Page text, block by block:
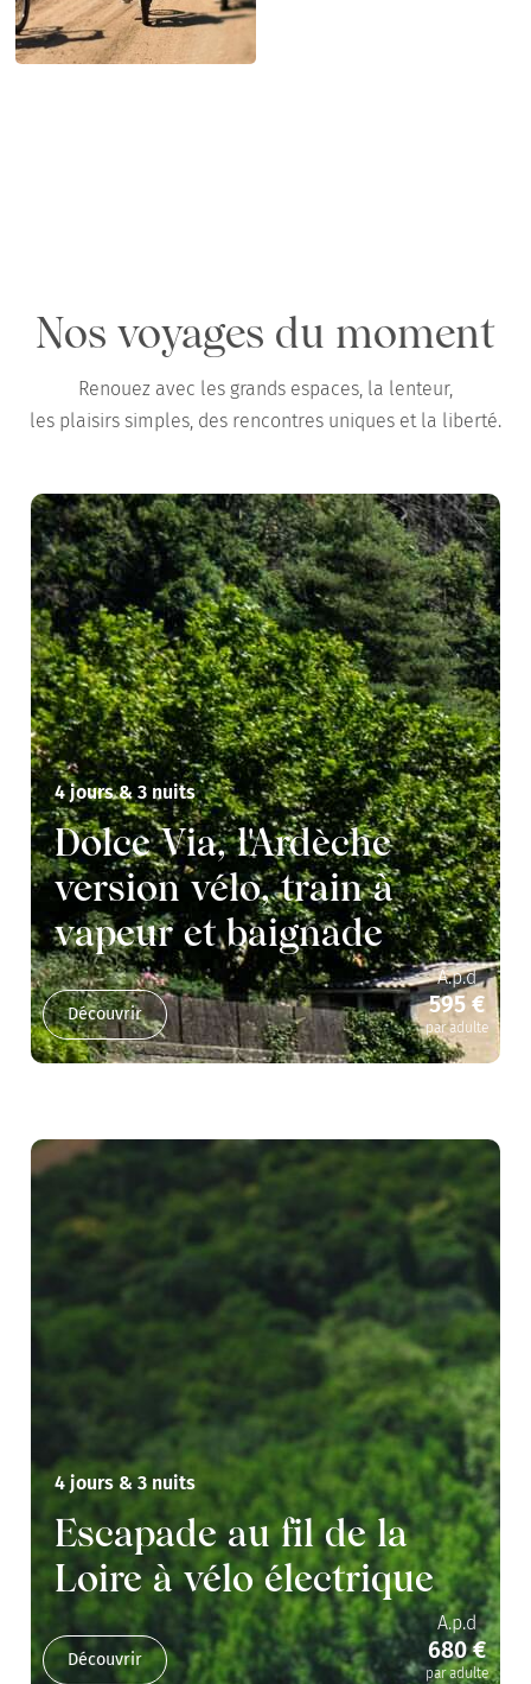
Nos voyages du moment
Renouez avec les grands espaces, la lenteur,
les plaisirs simples, des rencontres uniques et la liberté.
4 jours & 3 nuits
Dolce Via, l'Ardèche
version vélo, train à
vapeur et baignade
Découvrir
A.p.d
595 €
par adulte
4 jours & 3 nuits
Escapade au fil de la
Loire à vélo électrique
Découvrir
A.p.d
680 €
par adulte